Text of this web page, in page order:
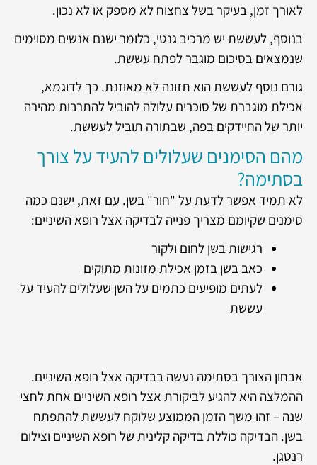
לאורך זמן, בעיקר בשל צחצוח לא מספק או לא נכון.
בנוסף, לעששת יש מרכיב גנטי, כלומר ישנם אנשים מסוימים
שנמצאים בסיכום מוגבר לפתח עששת.
גורם נוסף לעששת הוא תזונה לא מאוזנת. כך לדוגמא,
אכילת מוגברת של סוכרים עלולה להוביל להתרבות מהירה
יותר של החיידקים בפה, שבתורה תוביל לעששת.
מהם הסימנים שעלולים להעיד על צורך
בסתימה?
לא תמיד אפשר לדעת על "חור" בשן. עם זאת, ישנם כמה
סימנים שקיומם מצריך פנייה לבדיקה אצל רופא השיניים:
רגישות בשן לחום ולקור
כאב בשן בזמן אכילת מזונות מתוקים
לעתים מופיעים כתמים על השן שעלולים להעיד על
עששת
אבחון הצורך בסתימה נעשה בבדיקה אצל רופא השיניים.
ההמלצה היא להגיע לביקורת אצל רופא השיניים אחת לחצי
שנה – זהו משך הזמן הממוצע שלוקח לעששת להתפתח
בשן. הבדיקה כוללת בדיקה קלינית של רופא השיניים וצילום
רנטגן.